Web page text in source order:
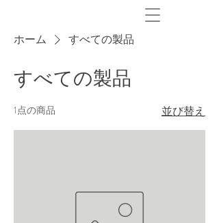
ホーム すべての製品
すべての製品
1点の商品 並び替え